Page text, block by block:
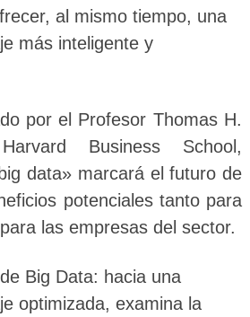
al mismo tiempo, una
más inteligente y
por el Profesor Thomas H.
Business School,
data» marcará el futuro de
potenciales tanto para
las empresas del sector.
Big Data: hacia una
optimizada, examina la